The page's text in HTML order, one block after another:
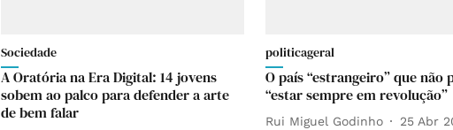
Sociedade
A Oratória na Era Digital: 14 jovens
sobem ao palco para defender a arte
de bem falar
politicageral
O país “estrangeiro” que não
“estar sempre em revolução”
Rui Miguel Godinho 25 Abr